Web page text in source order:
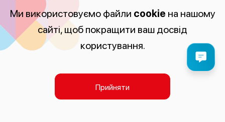
Ми використовуємо файли cookie на нашому
сайті, щоб покращити ваш досвід
користування.
Прийняти